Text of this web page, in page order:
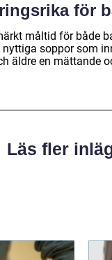
för
måltid för både
soppor som
äldre en mättande
Läs fler